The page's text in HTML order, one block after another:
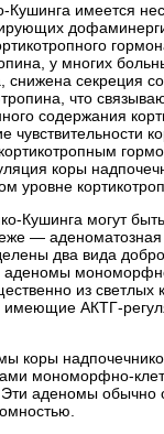
имеется
у многих
снижена секреция
что
содержания
чувствительности
коры
уровне
Кушинга могут
— аденоматозная
два вида
аденомы
из светлых
АКТГ-
коры
мономорфно-
Эти аденомы обычно